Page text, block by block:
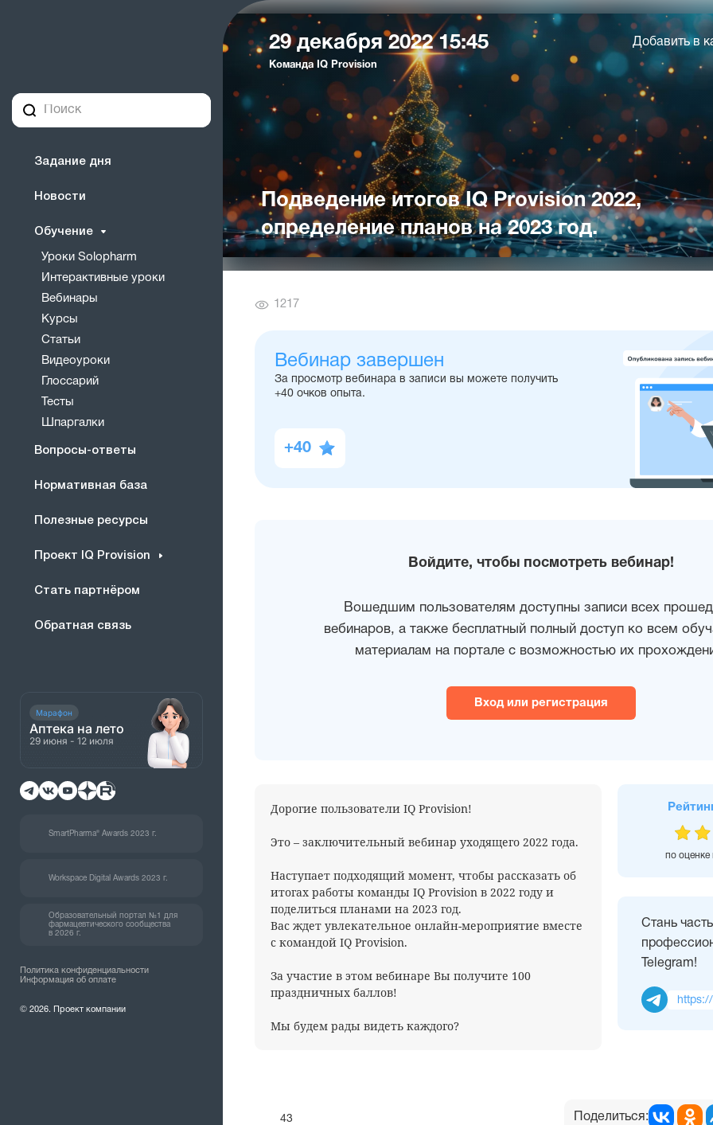
Задание дня
Новости
Обучение
Уроки Solopharm
Интерактивные уроки
Вебинары
Курсы
Статьи
Видеоуроки
Глоссарий
Тесты
Шпаргалки
Вопросы-ответы
Нормативная база
Полезные ресурсы
Проект IQ Provision
Стать партнёром
Обратная связь
Марафон
Аптека на лето
29 июня - 12 июля
SmartPharma® Awards 2023 г.
Workspace Digital Awards 2023 г.
Образовательный портал №1 для
фармацевтического сообщества
в 2026 г.
Политика конфиденциальности
Информация об оплате
© 2026. Проект компании
29 декабря 2022 15:45
Команда IQ Provision
Добавить в
Подведение итогов IQ Provision 2022,
определение планов на 2023 год.
Количество
1217
Вебинар завершен
За просмотр вебинара в записи вы можете получить
+40 очков опыта.
+40
Войдите, чтобы посмотреть вебинар!
Вошедшим пользователям доступны записи всех
вебинаров, а также бесплатный полный доступ ко всем
материалам на портале с возможностью их
Вход или регистрация
Дорогие пользователи IQ Provision!
Это – заключительный вебинар уходящего 2022 года.
Наступает подходящий момент, чтобы рассказать об
итогах работы команды IQ Provision в 2022 году и
поделиться планами на 2023 год.
Вас ждет увлекательное онлайн-мероприятие вместе
с командой IQ Provision.
За участие в этом вебинаре Вы получите 100
праздничных баллов!
Мы будем рады видеть каждого?
по оценке
Стань
Telegram!
43 Поделиться: